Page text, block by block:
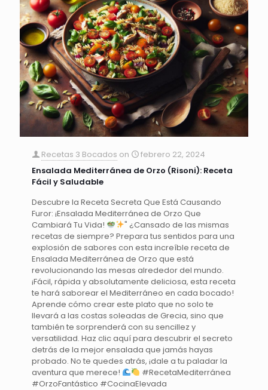
Recetas 3 Bocados on
febrero 22, 2024
Ensalada Mediterránea de Orzo (Risoni): Receta
Fácil y Saludable
Descubre la Receta Secreta Que Está Causando
Furor: ¡Ensalada Mediterránea de Orzo Que
Cambiará Tu Vida!
" ¿Cansado de las mismas
recetas de siempre? Prepara tus sentidos para una
explosión de sabores con esta increíble receta de
Ensalada Mediterránea de Orzo que está
revolucionando las mesas alrededor del mundo.
¡Fácil, rápida y absolutamente deliciosa, esta receta
te hará saborear el Mediterráneo en cada bocado!
Aprende cómo crear este plato que no solo te
llevará a las costas soleadas de Grecia, sino que
también te sorprenderá con su sencillez y
versatilidad. Haz clic aquí para descubrir el secreto
detrás de la mejor ensalada que jamás hayas
probado. No te quedes atrás, ¡dale a tu paladar la
aventura que merece!
#RecetaMediterránea
#OrzoFantástico #CocinaElevada